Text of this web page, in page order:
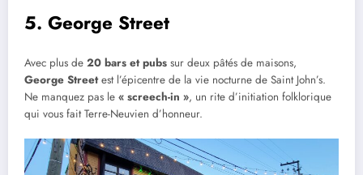
5. George Street
Avec plus de 20 bars et pubs sur deux pâtés de maisons,
George Streetest l’épicentre de la vie nocturne de Saint John’s.
Ne manquez pas le « screech-in », un rite d’initiation folklorique
qui vous fait Terre-Neuvien d’honneur.